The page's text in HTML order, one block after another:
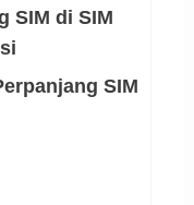
SIM di SIM
SIM